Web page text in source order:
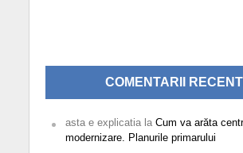
COMENTARII
asta e explicatiala Cum va arăta
modernizare. Planurile primarului